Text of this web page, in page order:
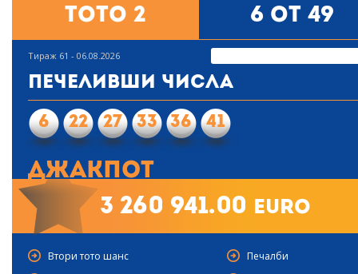
Тото 2 6 от 49
Тираж 61 - 06.08.2026
Печеливши числа
6 22 27 33 36 41
Джакпот
3 260 941.00 euro
Втори тото шанс
Печалби